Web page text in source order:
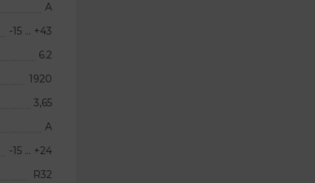
A
-15 … +43
6.2
1920
3,65
A
-15 … +24
R32